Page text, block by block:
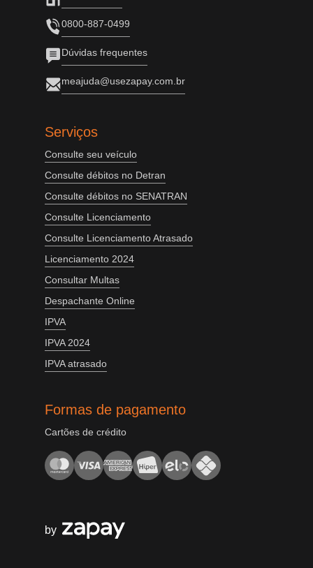
0800-887-0499
Dúvidas frequentes
meajuda@usezapay.com.br
Serviços
Consulte seu veículo
Consulte débitos no Detran
Consulte débitos no SENATRAN
Consulte Licenciamento
Consulte Licenciamento Atrasado
Licenciamento 2024
Consultar Multas
Despachante Online
IPVA
IPVA 2024
IPVA atrasado
Formas de pagamento
Cartões de crédito
by